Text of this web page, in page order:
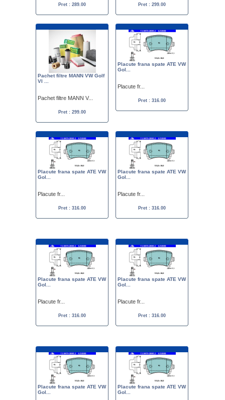
Pret : 289.00 Pret : 299.00
Pachet filtre MANN VW Golf
VI ...
Pachet filtre MANN V...
Pret : 299.00
Placute frana spate ATE VW
Gol...
Placute fr...
Pret : 316.00
Placute frana spate ATE VW
Gol...
Placute fr...
Pret : 316.00
Placute frana spate ATE VW
Gol...
Placute fr...
Pret : 316.00
Placute frana spate ATE VW
Gol...
Placute fr...
Pret : 316.00
Placute frana spate ATE VW
Gol...
Placute fr...
Pret : 316.00
Placute frana spate ATE VW
Gol...
Placute frana spate ATE VW
Gol...